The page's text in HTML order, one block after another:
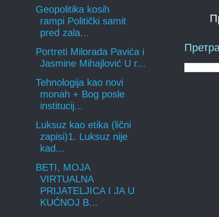
Geopolitika kosih
rampi Politički samit
pred zala...
Portreti Milorada Pavića i
Jasmine Mihajlović U r...
Tehnologija kao novi
monah + Bog posle
institucij...
Luksuz kao etika (lični
zapisi)1. Luksuz nije
kad...
BETI, MOJA
VIRTUALNA
PRIJATELJICA I JA U
KUĆNOJ B...